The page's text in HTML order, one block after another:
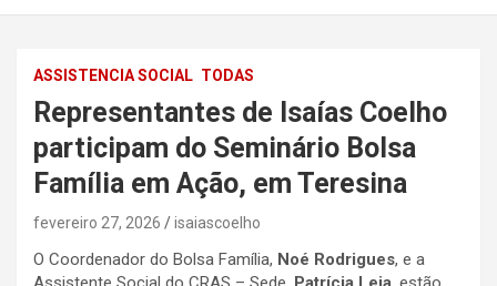
ASSISTENCIA SOCIAL TODAS
Representantes de Isaías Coelho
participam do Seminário Bolsa
Família em Ação, em Teresina
fevereiro 27, 2026 isaiascoelho
O Coordenador do Bolsa Família, Noé Rodrigues, e a